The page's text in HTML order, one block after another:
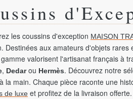
les coussins d'exception MAISON
Destinées aux amateurs d'objets
valorisent l'artisanat français à
, Dedarou Hermès. Découvrez notre
la main. Chaque pièce raconte une
de luxe et profitez de la livraison offerte.